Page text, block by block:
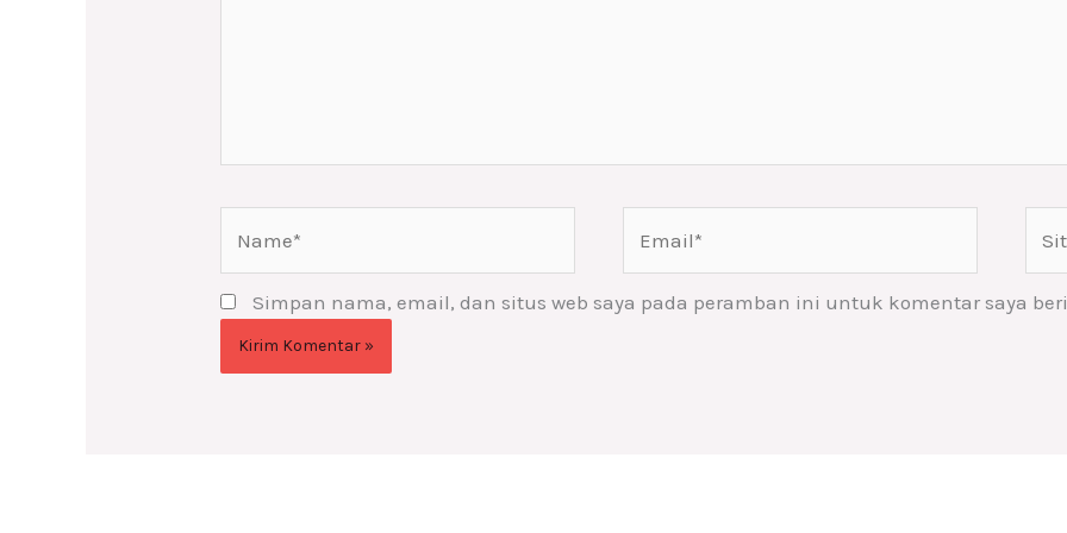
Simpan nama, email, dan situs web saya pada peramban ini untuk komentar saya